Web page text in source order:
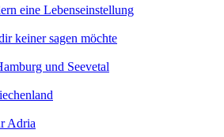
eine Lebenseinstellung
keiner sagen möchte
und Seevetal
Adria